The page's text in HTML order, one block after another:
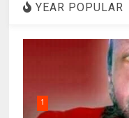
YEAR POPULAR
1